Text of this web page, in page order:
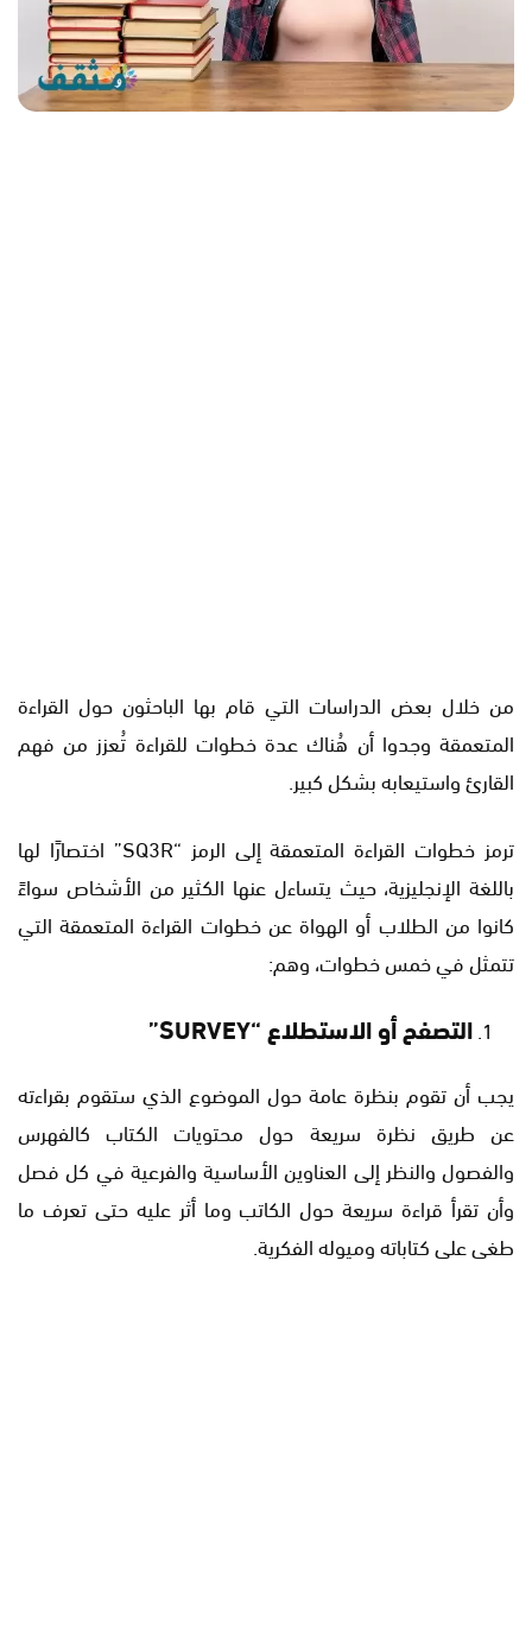
من خلال بعض الدراسات التي قام بها الباحثون حول القراءة
المتعمقة وجدوا أن هُناك عدة خطوات للقراءة تُعزز من فهم
القارئ واستيعابه بشكل كبير.
ترمز خطوات القراءة المتعمقة إلى الرمز “SQ3R” اختصارًا لها
باللغة الإنجليزية، حيث يتساءل عنها الكثير من الأشخاص سواءً
كانوا من الطلاب أو الهواة عن خطوات القراءة المتعمقة التي
تتمثل في خمس خطوات، وهم:
التصفح أو الاستطلاع“SURVEY”
يجب أن تقوم بنظرة عامة حول الموضوع الذي ستقوم بقراءته
عن طريق نظرة سريعة حول محتويات الكتاب كالفهرس
والفصول والنظر إلى العناوين الأساسية والفرعية في كل فصل
وأن تقرأ قراءة سريعة حول الكاتب وما أثر عليه حتى تعرف ما
طغى على كتاباته وميوله الفكرية.